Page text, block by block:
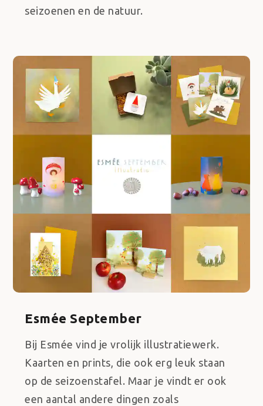
seizoenen en de natuur.
Esmée September
Bij Esmée vind je vrolijk illustratiewerk.
Kaarten en prints, die ook erg leuk staan
op de seizoenstafel. Maar je vindt er ook
een aantal andere dingen zoals